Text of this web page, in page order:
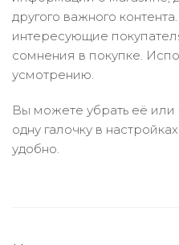
другого важного
интересующие
сомнения в покупке.
усмотрению.
Вы можете убрать её или
одну галочку в
удобно.